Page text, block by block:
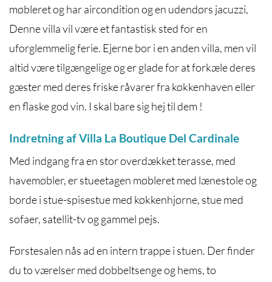
møbleret og har aircondition og en udendørs jacuzzi,
Denne villa vil være et fantastisk sted for en
uforglemmelig ferie. Ejerne bor i en anden villa, men vil
altid være tilgængelige og er glade for at forkæle deres
gæster med deres friske råvarer fra køkkenhaven eller
en flaske god vin. I skal bare sig hej til dem !
Indretning af Villa La Boutique Del Cardinale
Med indgang fra en stor overdækket terasse, med
havemøbler, er stueetagen møbleret med lænestole og
borde i stue-spisestue med køkkenhjørne, stue med
sofaer, satellit-tv og gammel pejs.
Førstesalen nås ad en intern trappe i stuen. Der finder
du to værelser med dobbeltsenge og hems, to